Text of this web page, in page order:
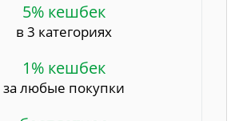
5% кешбек
в 3 категориях
1% кешбек
за любые покупки